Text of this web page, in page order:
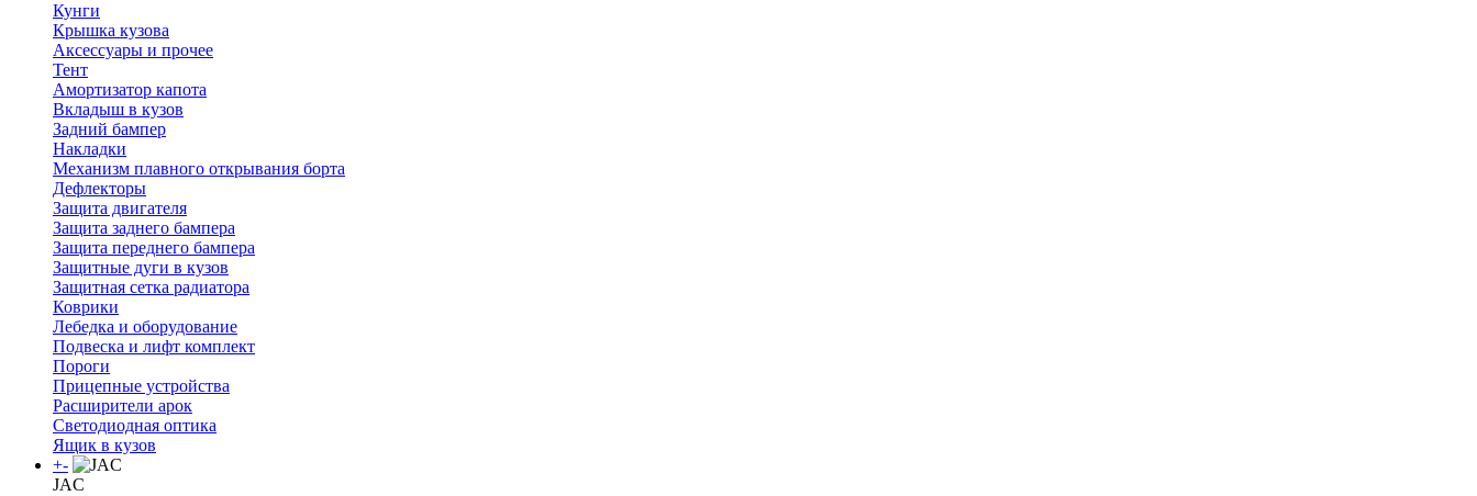
Кунги
Крышка кузова
Аксессуары и прочее
Тент
Амортизатор капота
Вкладыш в кузов
Задний бампер
Накладки
Механизм плавного открывания борта
Дефлекторы
Защита двигателя
Защита заднего бампера
Защита переднего бампера
Защитные дуги в кузов
Защитная сетка радиатора
Коврики
Лебедка и оборудование
Подвеска и лифт комплект
Пороги
Прицепные устройства
Расширители арок
Светодиодная оптика
Ящик в кузов
+-
JAC